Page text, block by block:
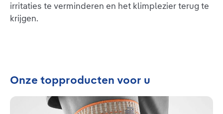
irritaties te verminderen en het klimplezier terug te
krijgen.
Productgalerij overslaan
Onze topproducten voor u